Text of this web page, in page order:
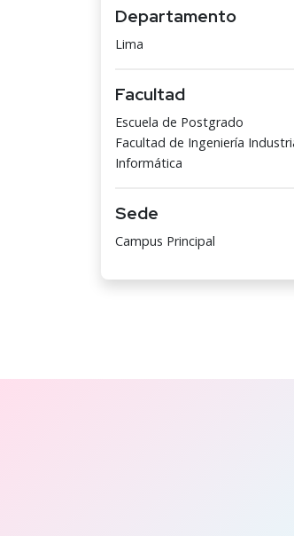
Departamento
Lima
Facultad
Escuela de Postgrado
Facultad de Ingeniería
Informática
Sede
Campus Principal